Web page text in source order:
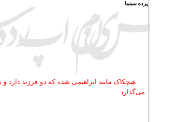
پرده سینما
هیچکاک مانند ابراهیمی‌ شده که دو فرزند
می‌گذارد